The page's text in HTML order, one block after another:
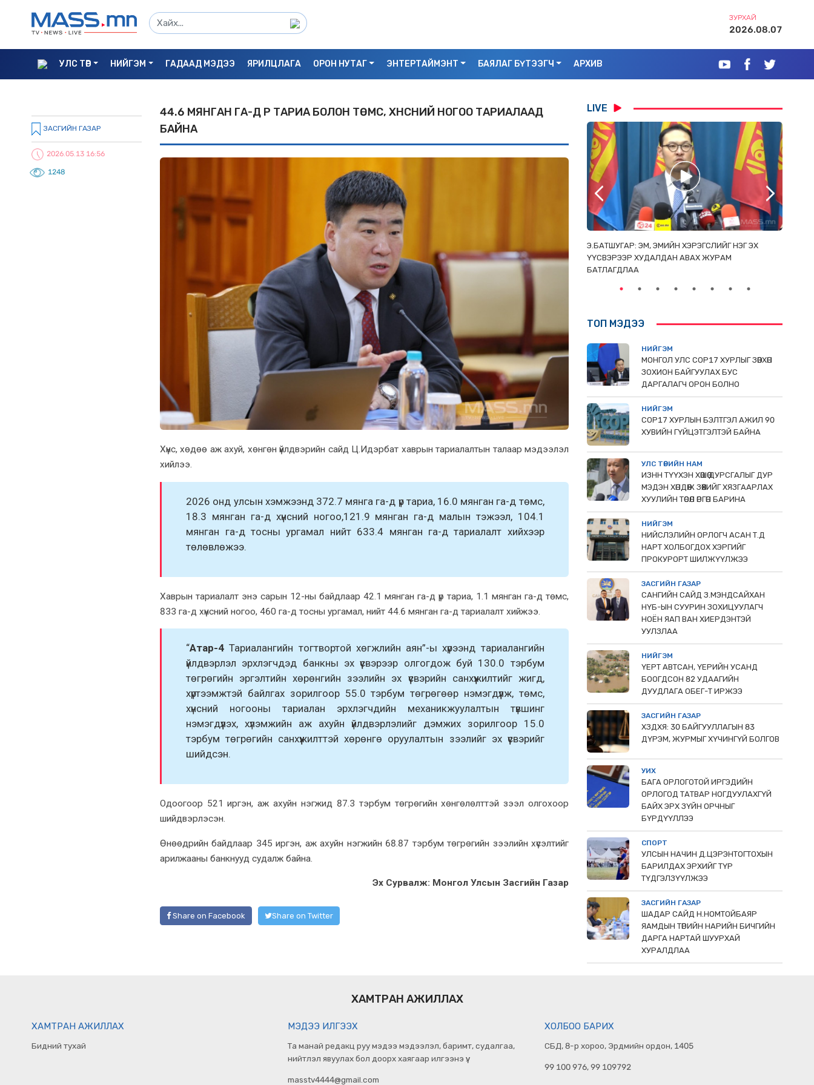
ЗУРХАЙ
2026.08.07
УЛС ТӨР НИЙГЭМ ГАДААД МЭДЭЭ ЯРИЛЦЛАГА ОРОН НУТАГ ЭНТЕРТАЙМЭНТ БАЯЛАГ БҮТЭЭГЧ АРХИВ
ЗАСГИЙН ГАЗАР
2026.05.13 16:56
1248
44.6 МЯНГАН ГА-Д ҮР ТАРИА БОЛОН ТӨМС, ХҮНСНИЙ НОГОО ТАРИАЛААД
БАЙНА
Хүнс, хөдөө аж ахуй, хөнгөн үйлдвэрийн сайд Ц.Идэрбат хаврын тариалалтын талаар мэдээлэл
хийлээ.
2026 онд улсын хэмжээнд 372.7 мянга га-д үр тариа, 16.0 мянган га-д төмс,
18.3 мянган га-д хүнсний ногоо,121.9 мянган га-д малын тэжээл, 104.1
мянган га-д тосны ургамал нийт 633.4 мянган га-д тариалалт хийхээр
төлөвлөжээ.
Хаврын тариалалт энэ сарын 12-ны байдлаар 42.1 мянган га-д үр тариа, 1.1 мянган га-д төмс,
833 га-д хүнсний ногоо, 460 га-д тосны ургамал, нийт 44.6 мянган га-д тариалалт хийжээ.
“Атар-4 Тариалангийн тогтвортой хөгжлийн аян”-ы хүрээнд тариалангийн
үйлдвэрлэл эрхлэгчдэд банкны эх үүсвэрээр олгогдож буй 130.0 тэрбум
төгрөгийн эргэлтийн хөрөнгийн зээлийн эх үүсвэрийн санхүүжилтийг жигд,
хүртээмжтэй байлгах зорилгоор 55.0 тэрбум төгрөгөөр нэмэгдүүлж, төмс,
хүнсний ногооны тариалан эрхлэгчдийн механикжуулалтын түвшинг
нэмэгдүүлэх, хүлэмжийн аж ахуйн үйлдвэрлэлийг дэмжих зорилгоор 15.0
тэрбум төгрөгийн санхүүжилттэй хөрөнгө оруулалтын зээлийг эх үүсвэрийг
шийдсэн.
Одоогоор 521 иргэн, аж ахуйн нэгжид 87.3 тэрбум төгрөгийн хөнгөлөлттэй зээл олгохоор
шийдвэрлэсэн.
Өнөөдрийн байдлаар 345 иргэн, аж ахуйн нэгжийн 68.87 тэрбум төгрөгийн зээлийн хүсэлтийг
арилжааны банкнууд судалж байна.
Эx Сурвалж: Монгол Улсын Засгийн Газар
Share on Facebook Share on Twitter
LIVE
С.БАЯРБИЛЭГ: ДРАГОН ТӨВИЙН 3 ДАВХРААС
УНАСАН 25 НАСТАЙ ЭМЭГТЭЙ АМИА ХОРЛОСОН
БАЙЖ БОЛЗОШГҮЙ
Э.БАТШУГАР: ЭМ, ЭМИЙН ХЭРЭГСЛИЙГ НЭГ ЭХ
ҮҮСВЭРЭЭР ХУДАЛДАН АВАХ ЖУРАМ
БАТЛАГДЛАА
ТОП МЭДЭЭ
НИЙГЭМ
МОНГОЛ УЛС СОР17 ХУРЛЫГ ЗӨВХӨН
ЗОХИОН БАЙГУУЛАХ БУС
ДАРГАЛАГЧ ОРОН БОЛНО
НИЙГЭМ
COP17 ХУРЛЫН БЭЛТГЭЛ АЖИЛ 90
ХУВИЙН ГҮЙЦЭТГЭЛТЭЙ БАЙНА
УЛС ТӨРИЙН НАМ
ИЗНН ТҮҮХЭН ХӨШӨӨ ДУРСГАЛЫГ ДУР
МЭДЭН ХӨНДӨЖ ЗӨӨХИЙГ ХЯЗГААРЛАХ
ХУУЛИЙН ТӨСӨЛ ӨРГӨН БАРИНА
НИЙГЭМ
НИЙСЛЭЛИЙН ОРЛОГЧ АСАН Т.Д
НАРТ ХОЛБОГДОХ ХЭРГИЙГ
ПРОКУРОРТ ШИЛЖҮҮЛЖЭЭ
ЗАСГИЙН ГАЗАР
САНГИЙН САЙД З.МЭНДСАЙХАН
НҮБ-ЫН СУУРИН ЗОХИЦУУЛАГЧ
НОЁН ЯАП ВАН ХИЕРДЭНТЭЙ
УУЛЗЛАА
НИЙГЭМ
ҮЕРТ АВТСАН, ҮЕРИЙН УСАНД
БООГДСОН 82 УДААГИЙН
ДУУДЛАГА ОБЕГ-Т ИРЖЭЭ
ЗАСГИЙН ГАЗАР
ХЗДХЯ: 30 БАЙГУУЛЛАГЫН 83
ДҮРЭМ, ЖУРМЫГ ХҮЧИНГҮЙ БОЛГОВ
УИХ
БАГА ОРЛОГОТОЙ ИРГЭДИЙН
ОРЛОГОД ТАТВАР НОГДУУЛАХГҮЙ
БАЙХ ЭРХ ЗҮЙН ОРЧНЫГ
БҮРДҮҮЛЛЭЭ
СПОРТ
УЛСЫН НАЧИН Д.ЦЭРЭНТОГТОХЫН
БАРИЛДАХ ЭРХИЙГ ТҮР
ТҮДГЭЛЗҮҮЛЖЭЭ
ЗАСГИЙН ГАЗАР
ШАДАР САЙД Н.НОМТОЙБАЯР
ЯАМДЫН ТӨРИЙН НАРИЙН БИЧГИЙН
ДАРГА НАРТАЙ ШУУРХАЙ
ХУРАЛДЛАА
ХАМТРАН АЖИЛЛАХ
ХАМТРАН АЖИЛЛАХ
Бидний тухай
МЭДЭЭ ИЛГЭЭХ
Та манай редакц руу мэдээ мэдээлэл, баримт, судалгаа,
нийтлэл явуулах бол доорх хаягаар илгээнэ үү.
masstv4444@gmail.com
ХОЛБОО БАРИХ
СБД, 8-р хороо, Эрдмийн ордон, 1405
99 100 976, 99 109792